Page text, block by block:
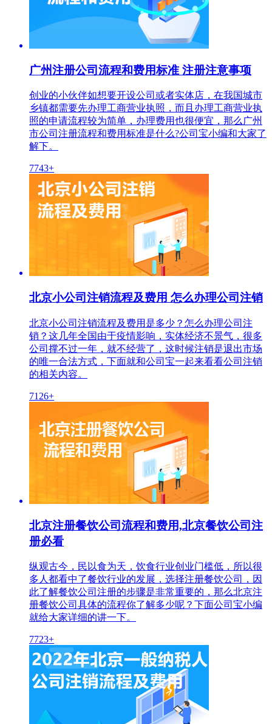
广州注册公司流程和费用标准 注册注意事项
创业的小伙伴如想要开设公司或者实体店，在我国城市
乡镇都需要先办理工商营业执照，而且办理工商营业执
照的申请流程较为简单，办理费用也很便宜，那么广州
市公司注册流程和费用标准是什么?公司宝小编和大家了
解下。
7743+
北京小公司注销流程及费用 怎么办理公司注销
北京小公司注销流程及费用是多少？怎么办理公司注
销？这几年全国由于疫情影响，实体经济不景气，很多
公司撑不过一年，就不经营了，这时候注销是退出市场
的唯一合法方式，下面就和公司宝一起来看看公司注销
的相关内容。
7126+
北京注册餐饮公司流程和费用,北京餐饮公司注
册必看
纵观古今，民以食为天，饮食行业创业门槛低，所以很
多人都看中了餐饮行业的发展，选‌‌择注册餐饮公司，因
此了解餐饮公司注册的步骤是非常重要的，那么北京注
册餐饮公司具体的流程你了解多少呢？下面公司宝小编
就给大家详细的讲一下。
7723+